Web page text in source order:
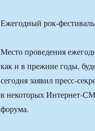
Ежегодный рок-
Место проведения
как и в прежние годы,
сегодня заявил пресс-
в некоторых Интернет-
форума.